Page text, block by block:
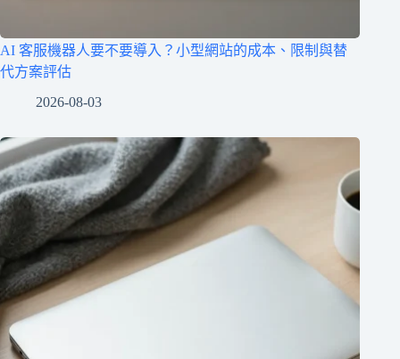
AI 客服機器人要不要導入？小型網站的成本、限制與替
代方案評估
2026-08-03